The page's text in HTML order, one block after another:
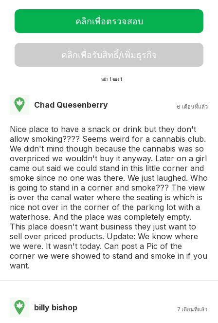
คลิกเพื่อตรวจสอบ
คลิกเพื่อรับสิทธิ์/เพิ่มธุรกิจ
หน้า 1 ของ 1
Chad Quesenberry 6 เดือนที่แล้ว
Nice place to have a snack or drink but they don't
allow smoking???? Seems weird for a cannabis club.
We didn't mind though because the cannabis was so
overpriced we wouldn't buy it anyway. Later on a girl
came out said we could stand in this little corner and
smoke since no one was there. We just laughed. Who
is going to stand in a corner and smoke??? The view
is over the canal water where the seating is which is
nice not over in the corner of the parking lot with a
waterhose. And the place was completely empty.
This place doesn't want business they just want to
sell over priced products. Update: We know where
we were. It wasn't today. Can post a Pic of the
corner we were showed to stand and smoke in if you
want.
billy bishop 7 เดือนที่แล้ว